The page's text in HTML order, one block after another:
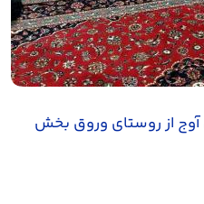
از روستای وروق بخش